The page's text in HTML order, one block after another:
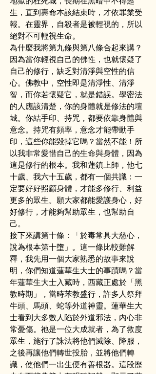
生，直到壽命本該結束時，才依罪業受
報。在靈界，自殺者是被輕視的，所以
絕對不可輕視生命。
為什麼我將第九條與第八條合起來講？
因為當你輕視自己的佛性，也就懷疑了
自己的修行，缺乏對清淨與空性的信
心。佛教中，空性即是清淨性、清淨
智，而你若懷疑它，就是錯誤。學密法
的人應該清楚，你的身體就是修法的壇
城。你結手印、持咒，都要依靠身體與
意念。持咒有頻率，意念才能帶動手
印，這些你能毀掉它嗎？當然不能！所
以我非常愛惜自己的生命與身體，因為
這是修行的根本。我和蓮鎮上師，他七
十歲、我六十五歲，都有一個共識：一
定要好好照顧身體，才能多修行、利益
更多的眾生。願大家都能愛護身心，好
好修行，才能夠幫助眾生，也幫助自
己。
接下來講第十條：「於毒常具大慈心，
說為根本第十墮」。這一條比較難解
釋，我先用一個大家熟悉的故事來說
明，你們知道蓮華生大士的事蹟嗎？當
年蓮華生大士入藏時，西藏正處於「黑
教時期」，當時苯教盛行，許多人祭拜
牛頭、馬頭、蛇等外道神靈。蓮華生大
士看到大多數人陷於外道邪法，內心非
常憂傷。祂是一位大成就者，為了救度
眾生，施行了誅法將他們滅除、降服，
之後再讓他們轉世投胎，並將他們轉
識，使他們一出生便有善根器。這段歷